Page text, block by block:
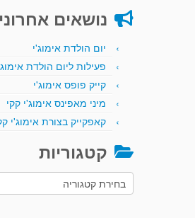
נושאים
יום הולדת אימוג'י
פעילות ליום הולדת
קייק פופס אימוג'י
מיני מאפינס אימוג'י קקי
קאפקייק בצורת אימוג'י
קטגוריות
קטגוריות